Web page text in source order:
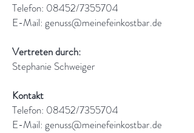
Telefon: 08452/7355704
E-Mail: genuss@meinefeinkostbar.de
Vertreten durch:
Stephanie Schweiger
Kontakt
Telefon: 08452/7355704
E-Mail: genuss@meinefeinkostbar.de